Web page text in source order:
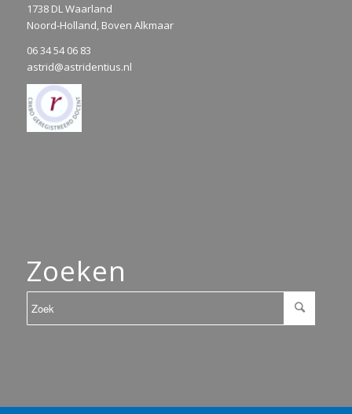
1738 DL Waarland
Noord-Holland, Boven Alkmaar
06 34 54 06 83
astrid@astridentius.nl
Zoeken